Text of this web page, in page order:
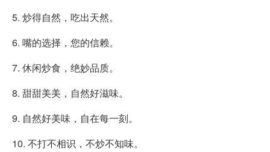
5. 炒得自然，吃出天然。
6. 嘴的选择，您的信赖。
7. 休闲炒食，绝妙品质。
8. 甜甜美美，自然好滋味。
9. 自然好美味，自在每一刻。
10. 不打不相识，不炒不知味。